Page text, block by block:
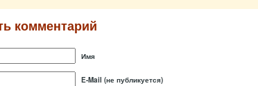
комментарий
Имя
E-Mail (не публикуется)